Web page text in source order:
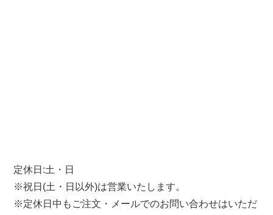
定休日:土・日
※祝日(土・日以外)は営業いたします。
※定休日中もご注文・メールでのお問い合わせはいただ